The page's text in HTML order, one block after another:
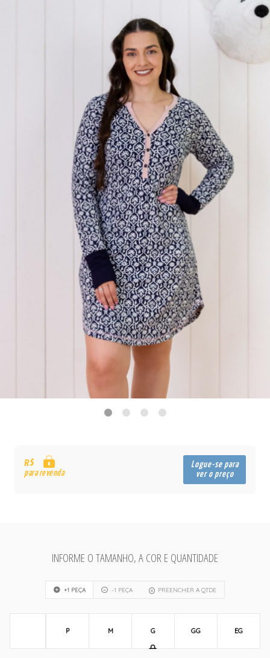
R$
para revenda
Logue-se para
ver o preço
INFORME O TAMANHO, A COR E QUANTIDADE
+1 PEÇA -1 PEÇA PREENCHER A QTDE
P M G GG EG